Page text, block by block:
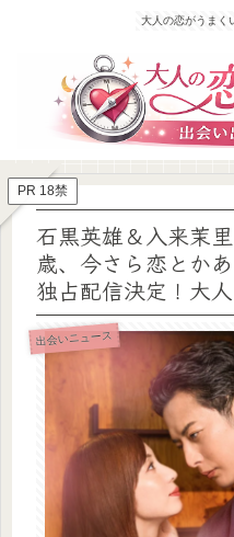
大人の恋がうまく
PR 18禁
石黒英雄＆入来茉
歳、今さら恋とか
独占配信決定！大
出会いニュース